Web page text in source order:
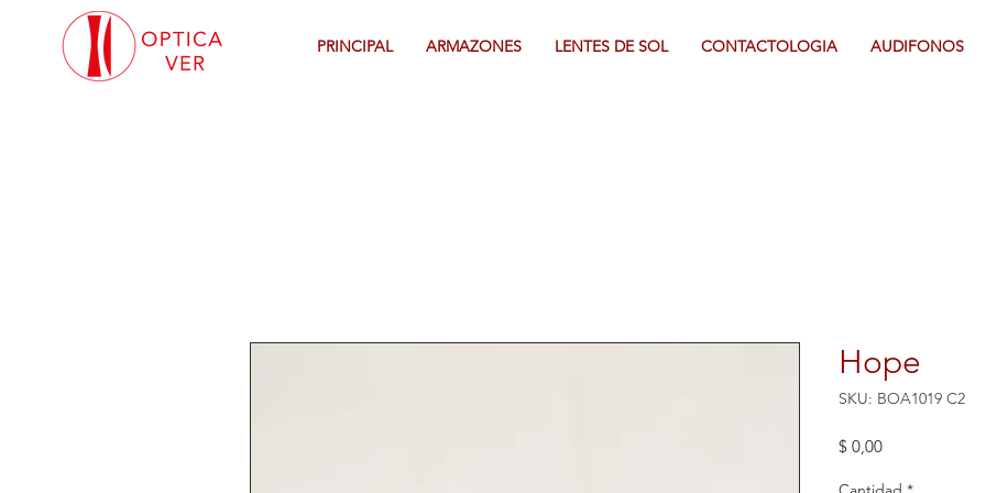
PRINCIPAL ARMAZONES LENTES DE SOL CONTACTOLOGIA AUDIFONOS
Hope
SKU: BOA1019 C2
$ 0,00Precio